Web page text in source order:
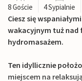
8 Goście 4 Sypialnie
Ciesz się
wakacyjnym tuż nad
hydromasażem.
Ten idyllicznie
miejscem na